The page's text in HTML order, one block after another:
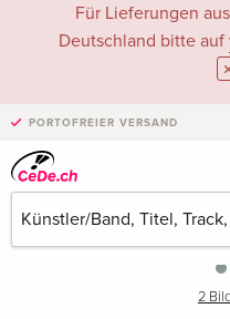
Für Lieferungen
Deutschland bitte auf
PORTOFREIER VERSAND
2